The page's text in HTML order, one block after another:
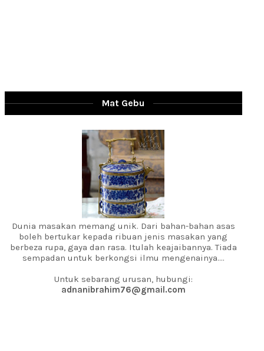
Mat Gebu
Dunia masakan memang unik. Dari bahan-bahan asas
boleh bertukar kepada ribuan jenis masakan yang
berbeza rupa, gaya dan rasa. Itulah keajaibannya. Tiada
sempadan untuk berkongsi ilmu mengenainya....
Untuk sebarang urusan, hubungi:
adnanibrahim76@gmail.com